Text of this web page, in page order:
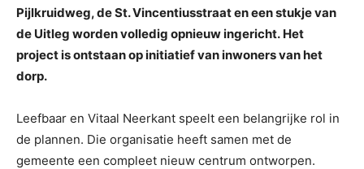
Pijlkruidweg, de St. Vincentiusstraat en een stukje van
de Uitleg worden volledig opnieuw ingericht. Het
project is ontstaan op initiatief van inwoners van het
dorp.
Leefbaar en Vitaal Neerkant speelt een belangrijke rol in
de plannen. Die organisatie heeft samen met de
gemeente een compleet nieuw centrum ontworpen.